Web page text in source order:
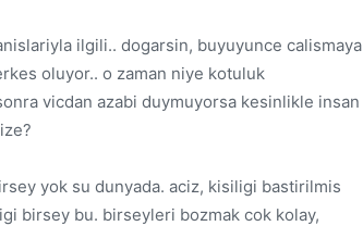
ilgili.. dogarsin, buyuyunce calismaya
oluyor.. o zaman niye kotuluk
vicdan azabi duymuyorsa kesinlikle insan
yok su dunyada. aciz, kisiligi bastirilmis
birsey bu. birseyleri bozmak cok kolay,